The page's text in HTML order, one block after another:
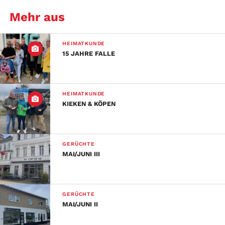
Mehr aus
HEIMATKUNDE
15 JAHRE FALLE
HEIMATKUNDE
KIEKEN & KÖPEN
GERÜCHTE
MAI/JUNI III
GERÜCHTE
MAI/JUNI II